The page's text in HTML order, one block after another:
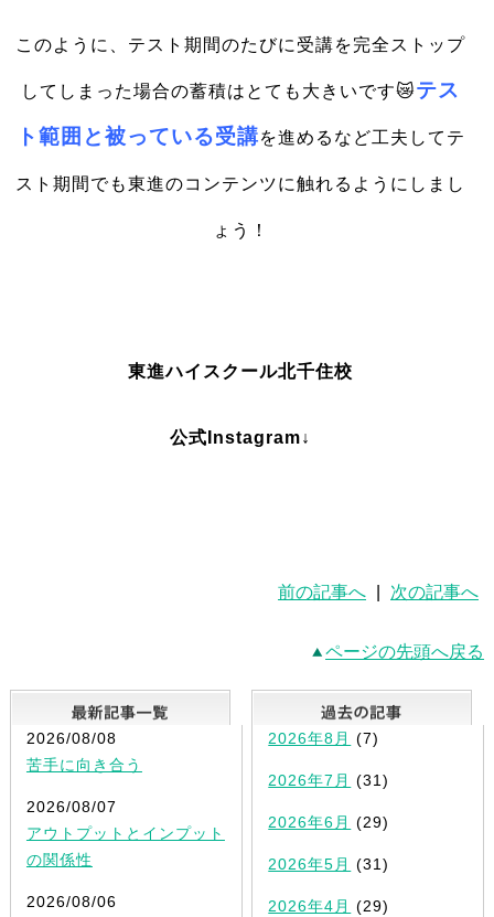
このように、テスト期間のたびに受講を完全ストップ
してしまった場合の蓄積はとても大きいです😿テス
ト範囲と被っている受講を進めるなど工夫してテ
スト期間でも東進のコンテンツに触れるようにしまし
ょう！
東進ハイスクール北千住校
公式Instagram↓
前の記事へ 次の記事へ
ページの先頭へ戻る
最新記事一覧
2026/08/08
苦手に向き合う
2026/08/07
アウトプットとインプット
の関係性
2026/08/06
2026年8月 (7)
2026年7月 (31)
2026年6月 (29)
2026年5月 (31)
2026年4月 (29)